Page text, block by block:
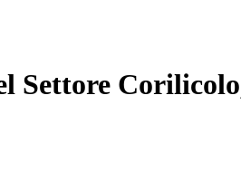
Settore